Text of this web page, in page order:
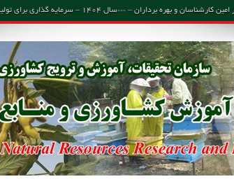
برداران – ***سال ۱۴۰۴ – سرمایه گذاری برای تولید***